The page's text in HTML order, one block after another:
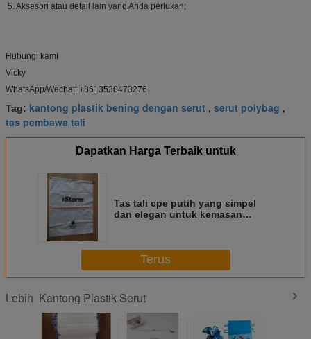
5. Aksesori atau detail lain yang Anda perlukan;
Hubungi kami
Vicky
WhatsApp/Wechat: +8613530473276
Tag: kantong plastik bening dengan serut , serut polybag ,
tas pembawa tali
Dapatkan Harga Terbaik untuk
Tas tali cpe putih yang simpel
dan elegan untuk kemasan
Terus
Lebih Kantong Plastik Serut